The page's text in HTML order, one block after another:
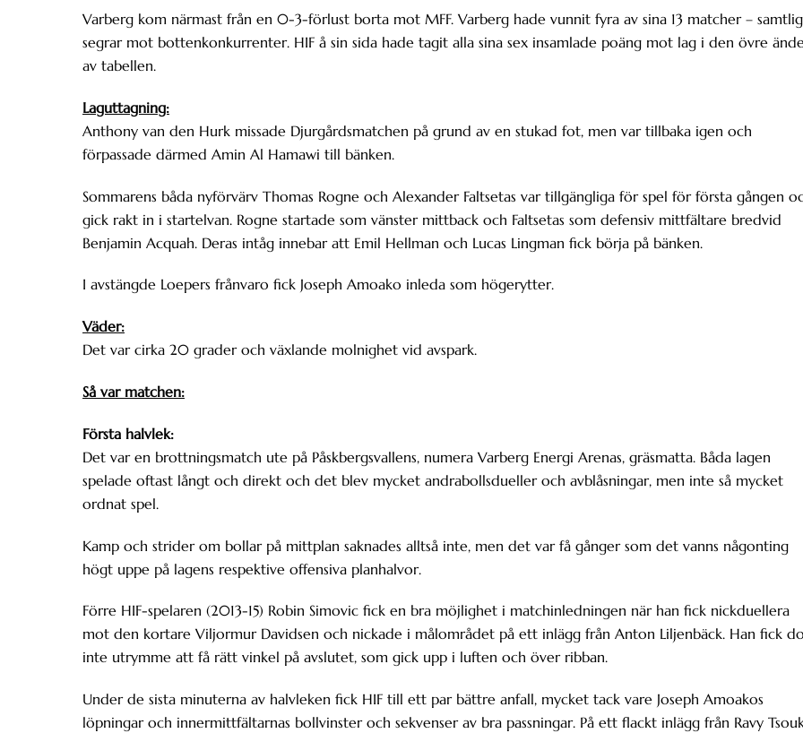
Varberg kom närmast från en 0-3-förlust borta mot MFF. Varberg hade vunnit fyra av sina 13 matcher –
segrar mot bottenkonkurrenter. HIF å sin sida hade tagit alla sina sex insamlade poäng mot lag i den övre
av tabellen.
Laguttagning:
Anthony van den Hurk missade Djurgårdsmatchen på grund av en stukad fot, men var tillbaka igen och
förpassade därmed Amin Al Hamawi till bänken.
Sommarens båda nyförvärv Thomas Rogne och Alexander Faltsetas var tillgängliga för spel för första gången
gick rakt in i startelvan. Rogne startade som vänster mittback och Faltsetas som defensiv mittfältare bredvid
Benjamin Acquah. Deras intåg innebar att Emil Hellman och Lucas Lingman fick börja på bänken.
I avstängde Loepers frånvaro fick Joseph Amoako inleda som högerytter.
Väder:
Det var cirka 20 grader och växlande molnighet vid avspark.
Så var matchen:
Första halvlek:
Det var en brottningsmatch ute på Påskbergsvallens, numera Varberg Energi Arenas, gräsmatta. Båda lagen
spelade oftast långt och direkt och det blev mycket andrabollsdueller och avblåsningar, men inte så mycket
ordnat spel.
Kamp och strider om bollar på mittplan saknades alltså inte, men det var få gånger som det vanns någonting
högt uppe på lagens respektive offensiva planhalvor.
Förre HIF-spelaren (2013-15) Robin Simovic fick en bra möjlighet i matchinledningen när han fick nickduellera
mot den kortare Viljormur Davidsen och nickade i målområdet på ett inlägg från Anton Liljenbäck. Han fick
inte utrymme att få rätt vinkel på avslutet, som gick upp i luften och över ribban.
Under de sista minuterna av halvleken fick HIF till ett par bättre anfall, mycket tack vare Joseph Amoakos
löpningar och innermittfältarnas bollvinster och sekvenser av bra passningar. På ett flackt inlägg från Ravy